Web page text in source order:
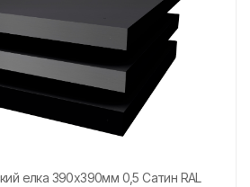
елка 390х390мм 0,5 Сатин RAL